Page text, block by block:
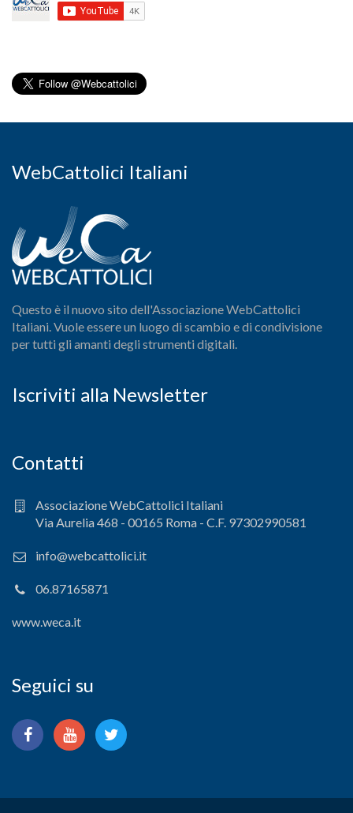
WebCattolici Italiani
Questo è il nuovo sito dell'Associazione WebCattolici
Italiani. Vuole essere un luogo di scambio e di condivisione
per tutti gli amanti degli strumenti digitali.
Iscriviti alla Newsletter
Contatti
Associazione WebCattolici Italiani
Via Aurelia 468 - 00165 Roma - C.F. 97302990581
info@webcattolici.it
06.87165871
www.weca.it
Seguici su